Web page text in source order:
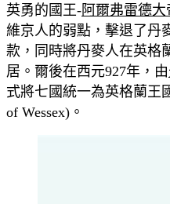
英勇的國王-阿爾弗雷德大
維京人的弱點，擊退了丹
款，同時將丹麥人在英格
居。爾後在西元927年，由
式將七國統一為英格蘭王
of Wessex)。